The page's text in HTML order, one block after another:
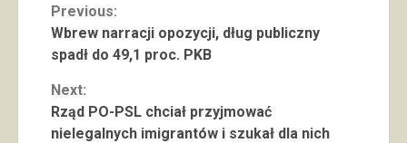
Continue
Reading
Previous:
Wbrew narracji opozycji, dług publiczny
spadł do 49,1 proc. PKB
Next:
Rząd PO-PSL chciał przyjmować
nielegalnych imigrantów i szukał dla nich